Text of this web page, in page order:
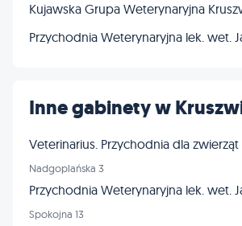
Kujawska Grupa Weterynaryjna
Przychodnia Weterynaryjna lek. wet.
Inne gabinety w
Veterinarius. Przychodnia dla zwierząt
Nadgoplańska 3
Przychodnia Weterynaryjna lek. wet.
Spokojna 13